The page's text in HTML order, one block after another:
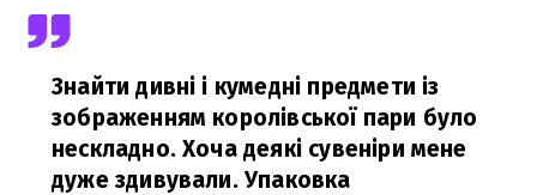
Знайти дивні і кумедні предмети із
зображенням королівської пари було
нескладно. Хоча деякі сувеніри мене
дуже здивували. Упаковка